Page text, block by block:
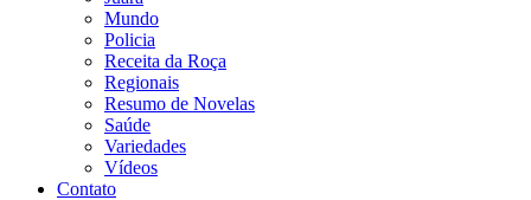
Mundo
Policia
Receita da Roça
Regionais
Resumo de Novelas
Saúde
Variedades
Vídeos
Contato